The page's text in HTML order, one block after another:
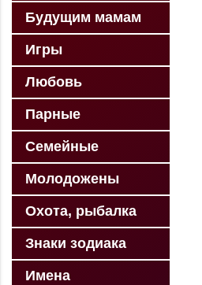
Будущим мамам
Игры
Любовь
Парные
Семейные
Молодожены
Охота, рыбалка
Знаки зодиака
Имена